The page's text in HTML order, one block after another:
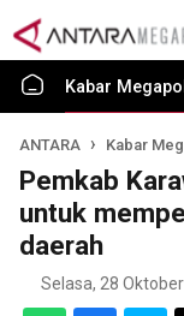
Kabar
ANTARA Kabar
Pemkab
untuk
daerah
Selasa, 28